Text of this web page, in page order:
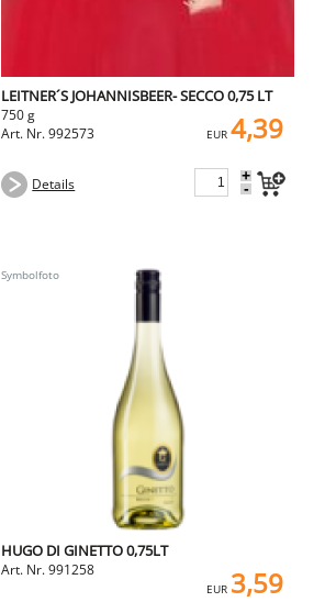
LEITNER´S JOHANNISBEER- SECCO 0,75 LT
750 g
Art. Nr. 992573
EUR 4,39
Details +
-
HUGO DI GINETTO 0,75LT
Art. Nr. 991258
EUR 3,59